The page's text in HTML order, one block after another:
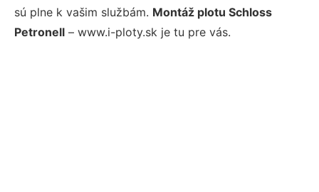
sú plne k vašim službám. Montáž plotu Schloss
Petronell – www.i-ploty.sk je tu pre vás.